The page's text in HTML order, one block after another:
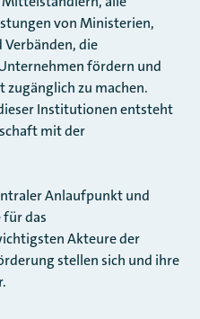
von Ministerien,
Verbänden, die
fördern und
zu machen.
Institutionen entsteht
mit der
Anlaufpunkt und
das
Akteure der
stellen sich und ihre